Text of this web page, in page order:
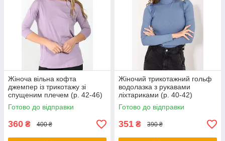
Жіноча вільна кофта
джемпер із трикотажу зі
спущеним плечем (р. 42-46)
1043194r
Готово до відправки
360 ₴ 400 ₴
Жіночий трикотажний гольф
водолазка з рукавами
ліхтариками (р. 40-42)
1043197r
Готово до відправки
351 ₴ 390 ₴